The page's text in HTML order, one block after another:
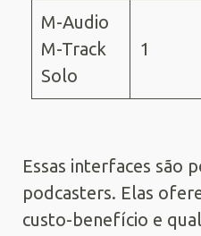
M-Audio
M-Track
Solo
1
Essas interfaces são
podcasters. Elas
custo-benefício e